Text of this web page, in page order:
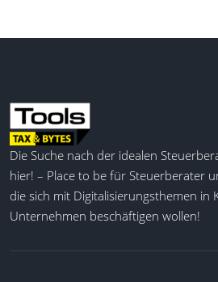
Knowledge Base & E-Mail-
Die Suche nach der idealen
hier! – Place to be für Steuerberater
die sich mit Digitalisierungsthemen in
Unternehmen beschäftigen wollen!